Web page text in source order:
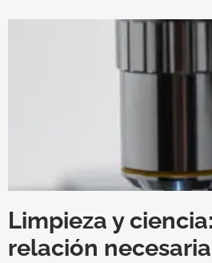
Limpieza y
relación necesaria